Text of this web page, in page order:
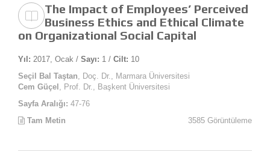
The Impact of Employees’ Perceived
Business Ethics and Ethical Climate
on Organizational Social Capital
Yıl: 2017, Ocak / Sayı: 1 / Cilt: 10
Seçil Bal Taştan , Doç. Dr., Marmara Üniversitesi
Cem Güçel , Prof. Dr., Başkent Üniversitesi
Sayfa Aralığı: 47-76
Tam Metin
3585 Görüntüleme